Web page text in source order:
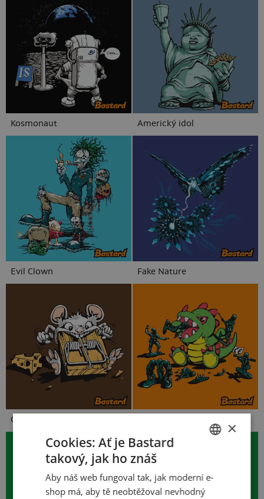
Kosmonaut Americký idol
Evil Clown Fake Nature
Gurmán
SLOVAK
×
Cookies: Ať je Bastard
takový, jak ho znáš
Aby náš web fungoval tak, jak moderní e-
shop má, aby tě neobtěžoval nevhodný